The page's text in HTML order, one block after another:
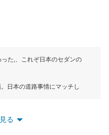
た,、これぞ日本のセダンの
日本の道路事情にマッチし
ークXからのダウンサイザー
る